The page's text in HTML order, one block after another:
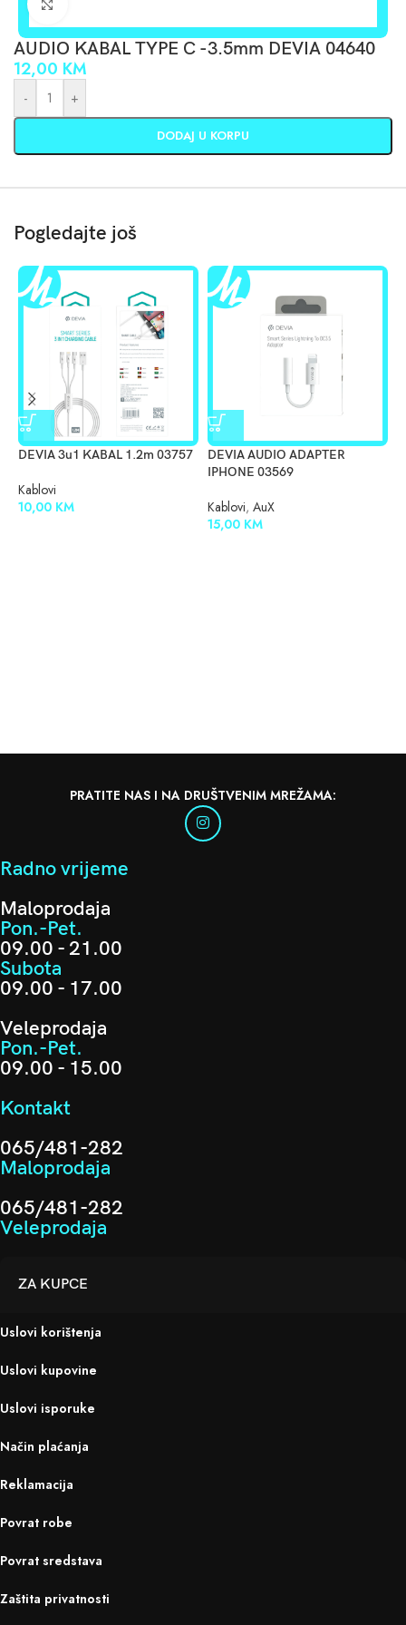
AUDIO KABAL TYPE C -3.5mm DEVIA 04640
12,00 KM
- +
DODAJ U KORPU
Pogledajte još
DEVIA 3u1 KABAL 1.2m 03757
Kablovi
10,00 KM
DEVIA AUDIO ADAPTER
IPHONE 03569
Kablovi, AuX
15,00 KM
PRATITE NAS I NA DRUŠTVENIM MREŽAMA:
Radno vrijeme
Maloprodaja
Pon.-Pet.
09.00 - 21.00
Subota
09.00 - 17.00
Veleprodaja
Pon.-Pet.
09.00 - 15.00
Kontakt
065/481-282
Maloprodaja
065/481-282
Veleprodaja
ZA KUPCE
Uslovi korištenja
Uslovi kupovine
Uslovi isporuke
Način plaćanja
Reklamacija
Povrat robe
Povrat sredstava
Zaštita privatnosti